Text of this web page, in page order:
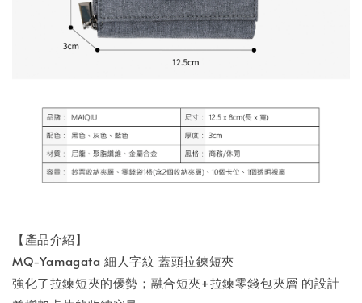
【產品介紹】
MQ-Yamagata 細人字紋 蓋頭拉鍊短夾
強化了拉鍊短夾的優勢；融合短夾+拉鍊零錢包夾層 的設計